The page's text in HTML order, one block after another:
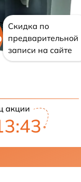
Скидка по
предварительной
записи на сайте
акции